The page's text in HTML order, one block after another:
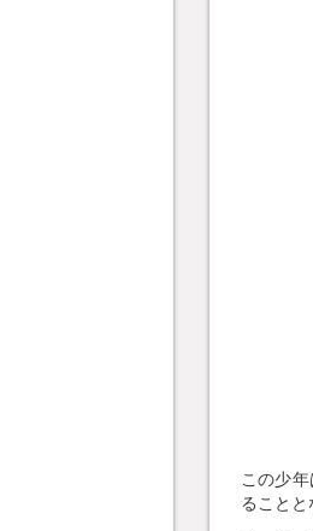
この少
ることと